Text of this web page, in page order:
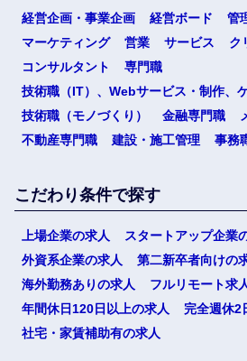
経営企画・事業企画 経営ボード 管
マーケティング
営業 サービス
ク
コンサルタント
専門職
技術職（IT）、Webサービス・制作、
技術職（モノづくり）
金融専門職
不動産専門職
建設・施工管理 事務
こだわり条件で探す
上場企業の求人
スタートアップ企業
外資系企業の求人
第二新卒者向けの
海外勤務ありの求人
フルリモート求
年間休日120日以上の求人
完全週休2
社宅・家賃補助有の求人